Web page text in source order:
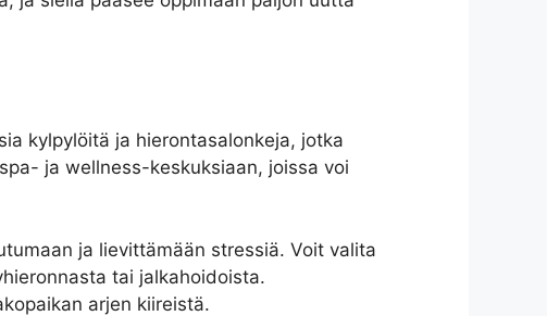
kylpylöitä ja hierontasalonkeja, jotka
ja wellness-keskuksiaan, joissa voi
ja lievittämään stressiä. Voit valita
tai jalkahoidoista.
arjen kiireistä.